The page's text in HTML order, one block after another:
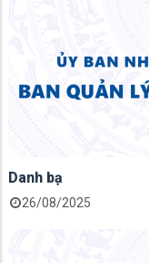
Danh bạ
26/08/2025